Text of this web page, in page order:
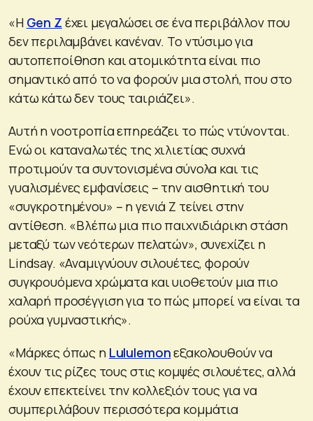
«Η Gen Z έχει μεγαλώσει σε ένα περιβάλλον που
δεν περιλαμβάνει κανέναν. Το ντύσιμο για
αυτοπεποίθηση και ατομικότητα είναι πιο
σημαντικό από το να φορούν μια στολή, που στο
κάτω κάτω δεν τους ταιριάζει».
Αυτή η νοοτροπία επηρεάζει το πώς ντύνονται.
Ενώ οι καταναλωτές της χιλιετίας συχνά
προτιμούν τα συντονισμένα σύνολα και τις
γυαλισμένες εμφανίσεις – την αισθητική του
«συγκροτημένου» – η γενιά Z τείνει στην
αντίθεση. «Βλέπω μια πιο παιχνιδιάρικη στάση
μεταξύ των νεότερων πελατών», συνεχίζει η
Lindsay. «Αναμιγνύουν σιλουέτες, φορούν
συγκρουόμενα χρώματα και υιοθετούν μια πιο
χαλαρή προσέγγιση για το πώς μπορεί να είναι τα
ρούχα γυμναστικής».
«Μάρκες όπως η Lululemonεξακολουθούν να
έχουν τις ρίζες τους στις κομψές σιλουέτες, αλλά
έχουν επεκτείνει την κολλεξιόν τους για να
συμπεριλάβουν περισσότερα κομμάτια